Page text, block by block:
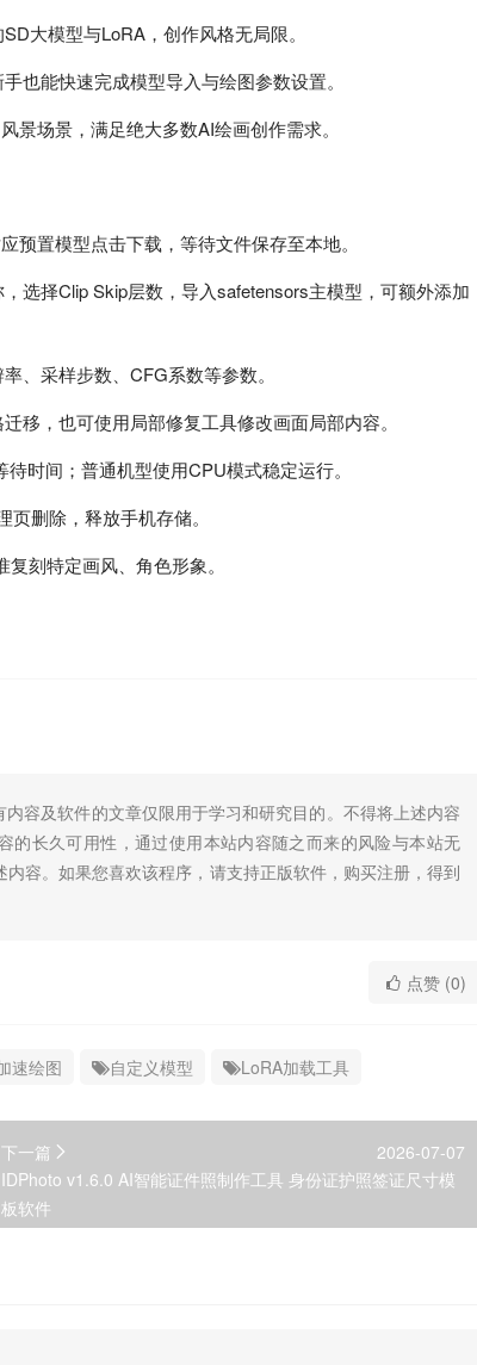
大模型与LoRA，创作风格无局限。
也能快速完成模型导入与绘图参数设置。
场景，满足绝大多数AI绘画创作需求。
预置模型点击下载，等待文件保存至本地。
选择Clip Skip层数，导入safetensors主模型，可额外添加
、采样步数、CFG系数等参数。
移，也可使用局部修复工具修改画面局部内容。
时间；普通机型使用CPU模式稳定运行。
删除，释放手机存储。
刻特定画风、角色形象。
容及软件的文章仅限用于学习和研究目的。不得将上述内容
的长久可用性，通过使用本站内容随之而来的风险与本站无
容。如果您喜欢该程序，请支持正版软件，购买注册，得到
点赞 (0)
速绘图 自定义模型 LoRA加载工具
下一篇
2026-07-07
IDPhoto v1.6.0 AI智能证件照制作工具 身份证护照签证尺寸模
板软件